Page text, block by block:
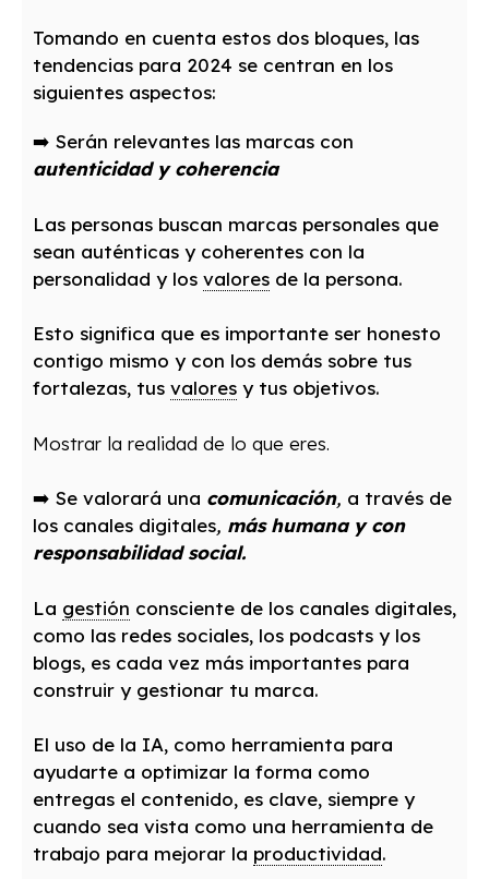
Tomando en cuenta estos dos bloques, las
tendencias para 2024 se centran en los
siguientes aspectos:
➡️ Serán relevantes las marcas con
autenticidad y coherencia
Las personas buscan marcas personales que
sean auténticas y coherentes con la
personalidad y los valores de la persona.
Esto significa que es importante ser honesto
contigo mismo y con los demás sobre tus
fortalezas, tus valores y tus objetivos.
Mostrar la realidad de lo que eres.
➡️ Se valorará una comunicación, a través de
los canales digitales, más humana y con
responsabilidad social.
La gestión consciente de los canales digitales,
como las redes sociales, los podcasts y los
blogs, es cada vez más importantes para
construir y gestionar tu marca.
El uso de la IA, como herramienta para
ayudarte a optimizar la forma como
entregas el contenido, es clave, siempre y
cuando sea vista como una herramienta de
trabajo para mejorar la productividad.